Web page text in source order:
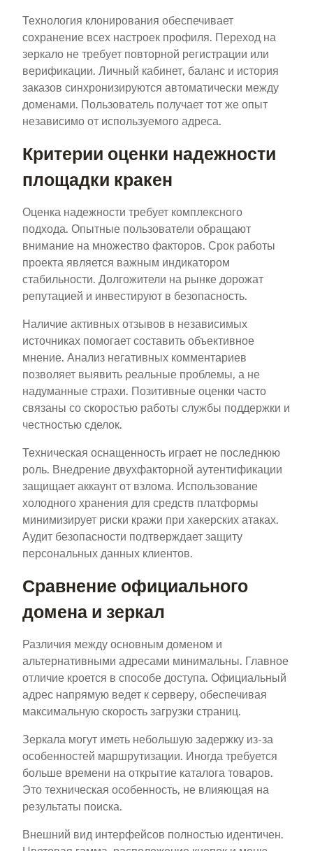
Технология клонирования обеспечивает
сохранение всех настроек профиля. Переход на
зеркало не требует повторной регистрации или
верификации. Личный кабинет, баланс и история
заказов синхронизируются автоматически между
доменами. Пользователь получает тот же опыт
независимо от используемого адреса.
Критерии оценки надежности
площадки кракен
Оценка надежности требует комплексного
подхода. Опытные пользователи обращают
внимание на множество факторов. Срок работы
проекта является важным индикатором
стабильности. Долгожители на рынке дорожат
репутацией и инвестируют в безопасность.
Наличие активных отзывов в независимых
источниках помогает составить объективное
мнение. Анализ негативных комментариев
позволяет выявить реальные проблемы, а не
надуманные страхи. Позитивные оценки часто
связаны со скоростью работы службы поддержки и
честностью сделок.
Техническая оснащенность играет не последнюю
роль. Внедрение двухфакторной аутентификации
защищает аккаунт от взлома. Использование
холодного хранения для средств платформы
минимизирует риски кражи при хакерских атаках.
Аудит безопасности подтверждает защиту
персональных данных клиентов.
Сравнение официального
домена и зеркал
Различия между основным доменом и
альтернативными адресами минимальны. Главное
отличие кроется в способе доступа. Официальный
адрес напрямую ведет к серверу, обеспечивая
максимальную скорость загрузки страниц.
Зеркала могут иметь небольшую задержку из-за
особенностей маршрутизации. Иногда требуется
больше времени на открытие каталога товаров.
Это техническая особенность, не влияющая на
результаты поиска.
Внешний вид интерфейсов полностью идентичен.